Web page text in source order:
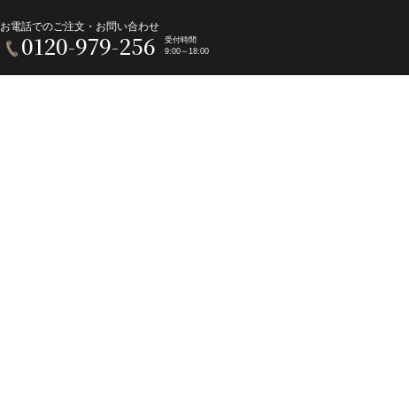
お電話でのご注文・お問い合わせ
0120-979-256
受付時間
9:00～18:00